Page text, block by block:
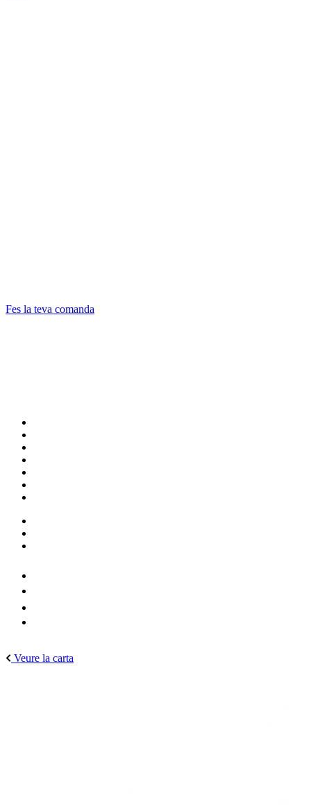
Fes la teva comanda
Veure la carta